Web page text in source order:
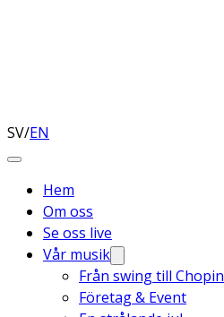
SV/EN
Hem
Om oss
Se oss live
Vår musik
Från swing till Chopin
Företag & Event